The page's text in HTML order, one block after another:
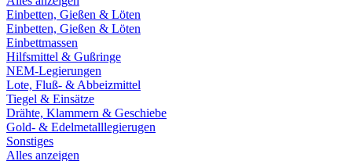
Einbetten, Gießen & Löten
Einbetten, Gießen & Löten
Einbettmassen
Hilfsmittel & Gußringe
NEM-Legierungen
Lote, Fluß- & Abbeizmittel
Tiegel & Einsätze
Drähte, Klammern & Geschiebe
Gold- & Edelmetalllegierugen
Sonstiges
Alles anzeigen